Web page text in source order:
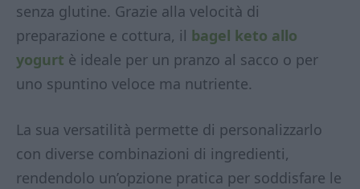
senza glutine. Grazie alla velocità di
preparazione e cottura, il bagel keto allo
yogurt è ideale per un pranzo al sacco o per
uno spuntino veloce ma nutriente.
La sua versatilità permette di personalizzarlo
con diverse combinazioni di ingredienti,
rendendolo un’opzione pratica per soddisfare le